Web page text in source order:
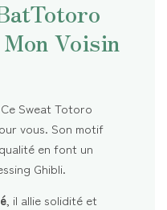
Voisin
Sweat Totoro
vous. Son motif
en font un
Ghibli.
, il allie solidité et